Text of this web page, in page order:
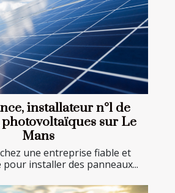
installateur n°1 de
sur Le
Mans
une entreprise fiable et
installer des panneaux...